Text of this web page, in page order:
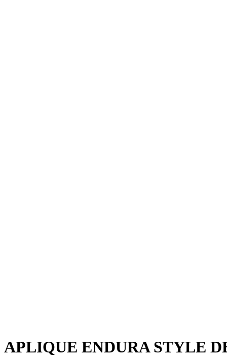
APLIQUE ENDURA STYLE